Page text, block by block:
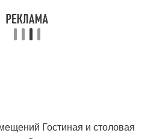
Гостиная и столовая